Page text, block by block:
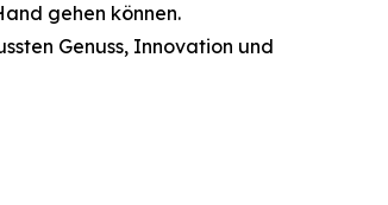
gehen können.
Genuss, Innovation und